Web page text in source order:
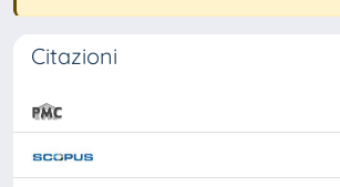
Citazioni